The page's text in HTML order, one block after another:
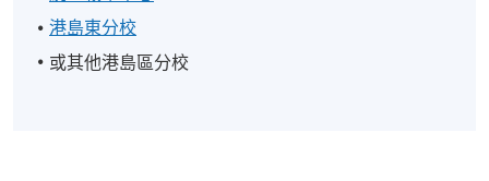
港島東分校
或其他港島區分校